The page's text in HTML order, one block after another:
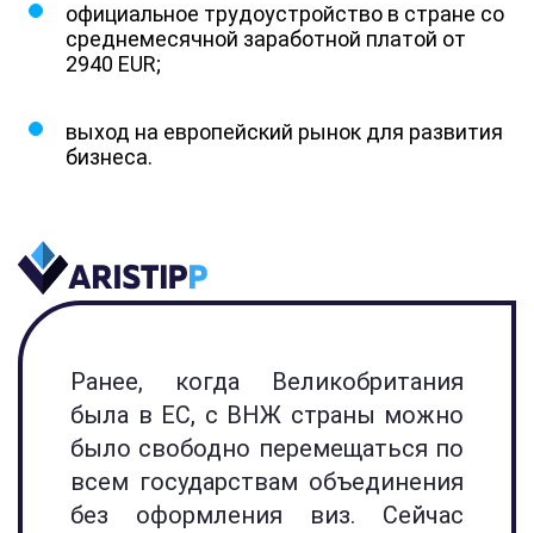
официальное трудоустройство в стране со
среднемесячной заработной платой от
2940 EUR;
выход на европейский рынок для развития
бизнеса.
Ранее, когда Великобритания
была в ЕС, с ВНЖ страны можно
было свободно перемещаться по
всем государствам объединения
без оформления виз. Сейчас